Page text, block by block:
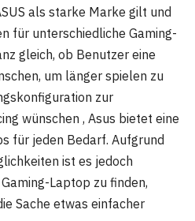
als starke Marke gilt und
für unterschiedliche Gaming-
gleich, ob Benutzer eine
um länger spielen zu
zur
wünschen , Asus bietet eine
für jeden Bedarf. Aufgrund
ist es jedoch
Laptop zu finden,
Sache etwas einfacher